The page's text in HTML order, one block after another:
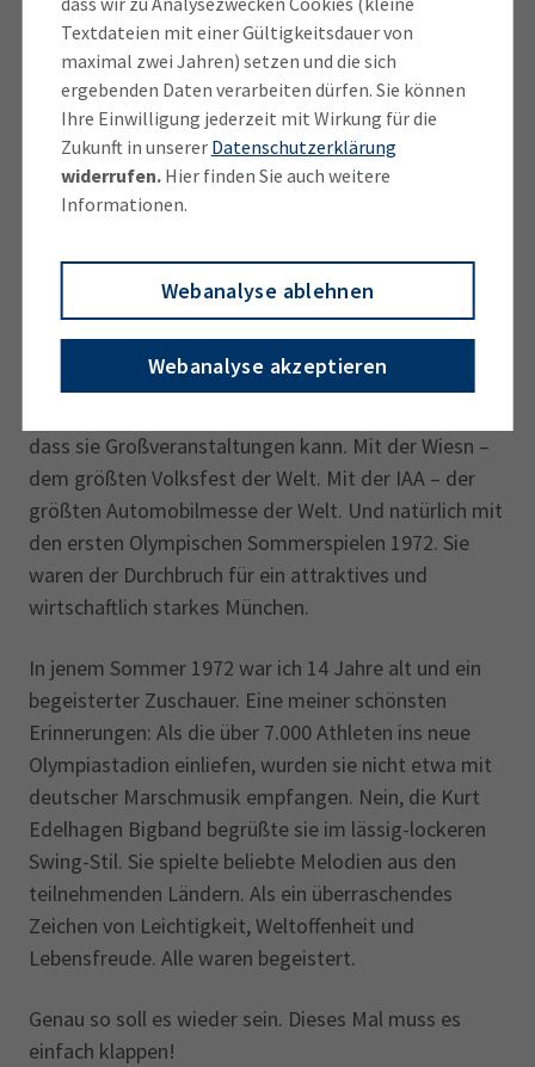
Textdateien mit einer Gültigkeitsdauer von
maximal zwei Jahren) setzen und die sich
ergebenden Daten verarbeiten dürfen. Sie können
Ihre Einwilligung jederzeit mit Wirkung für die
Zukunft in unserer Datenschutzerklärung
widerrufen.Hier finden Sie auch weitere
Informationen.
Webanalyse ablehnen
Webanalyse akzeptieren
Aber es geht um mehr als Schienen, Straßen oder
Standortvorteile. Es geht auch darum, dass in
Deutschland endlich wieder alle an einem Strang
ziehen. Sport, Gesellschaft und Wirtschaft verfolgen
ein gemeinsames Ziel. Dies ist ein Ansporn für viele
weitere – zwingend nötige – Vorhaben: strukturelle
Erneuerungen. Kurz: für mutige Entscheidungen zum
Besten unseres Landes.
Für Olympia in München spricht
dass sie Großveranstaltungen kann. Mit der Wiesn –
dem größten Volksfest der Welt. Mit der IAA – der
größten Automobilmesse der Welt. Und natürlich mit
den ersten Olympischen Sommerspielen 1972. Sie
waren der Durchbruch für ein attraktives und
wirtschaftlich starkes München.
In jenem Sommer 1972 war ich 14 Jahre alt und ein
begeisterter Zuschauer. Eine meiner schönsten
Erinnerungen: Als die über 7.000 Athleten ins neue
Olympiastadion einliefen, wurden sie nicht etwa mit
deutscher Marschmusik empfangen. Nein, die Kurt
Edelhagen Bigband begrüßte sie im lässig-lockeren
Swing-Stil. Sie spielte beliebte Melodien aus den
teilnehmenden Ländern. Als ein überraschendes
Zeichen von Leichtigkeit, Weltoffenheit und
Lebensfreude. Alle waren begeistert.
Genau so soll es wieder sein. Dieses Mal muss es
einfach klappen!